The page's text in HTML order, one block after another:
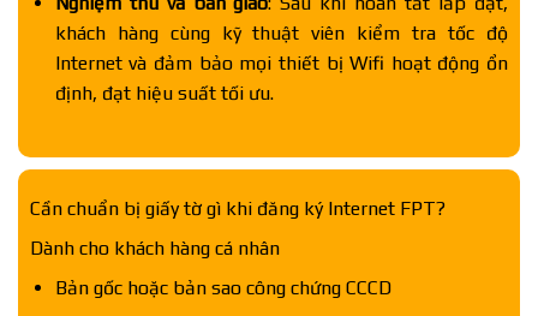
khách hàng cùng kỹ thuật viên kiểm tra tốc độ
Internet và đảm bảo mọi thiết bị Wifi hoạt động ổn
định, đạt hiệu suất tối ưu.
Cần chuẩn bị giấy tờ gì khi đăng ký Internet FPT?
Dành cho khách hàng cá nhân
Bản gốc hoặc bản sao công chứng CCCD